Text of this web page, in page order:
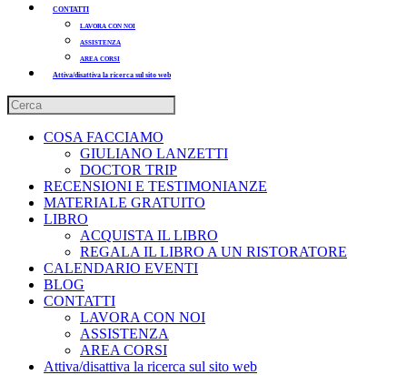
CONTATTI
LAVORA CON NOI
ASSISTENZA
AREA CORSI
Attiva/disattiva la ricerca sul sito web
COSA FACCIAMO
GIULIANO LANZETTI
DOCTOR TRIP
RECENSIONI E TESTIMONIANZE
MATERIALE GRATUITO
LIBRO
ACQUISTA IL LIBRO
REGALA IL LIBRO A UN RISTORATORE
CALENDARIO EVENTI
BLOG
CONTATTI
LAVORA CON NOI
ASSISTENZA
AREA CORSI
Attiva/disattiva la ricerca sul sito web